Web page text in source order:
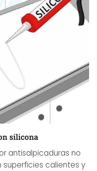
silicona
antisalpicaduras no
calientes y